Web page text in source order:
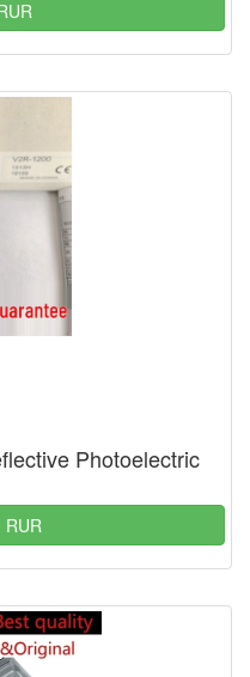
Photoelectric
RUR